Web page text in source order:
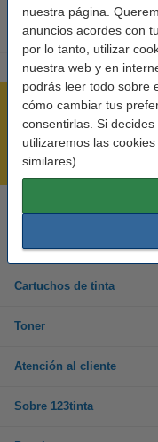
nuestra página.
anuncios acordes con
por lo tanto, utilizar
nuestra web y en
podrás leer todo sobre
cómo cambiar tus
consentirlas. Si
utilizaremos las
similares).
Rápido y sencillo
Mejor Precio
En
Cartuchos de tinta
Toner
Atención al cliente
Sobre 123tinta